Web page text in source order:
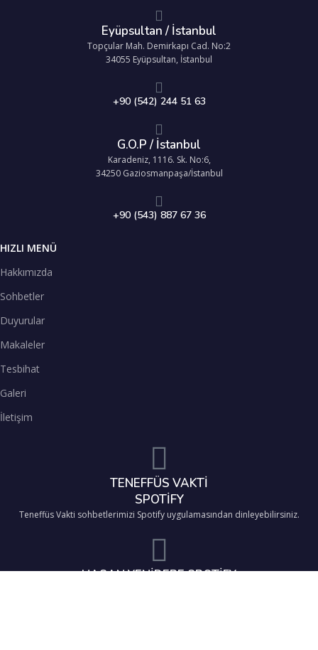
Eyüpsultan / İstanbul
Topçular Mah. Demirkapı Cad. No:2
34055 Eyüpsultan, İstanbul
+90 (542) 244 51 63
G.O.P / İstanbul
Karadeniz, 1116. Sk. No:6,
34250 Gaziosmanpaşa/İstanbul
+90 (543) 887 67 36
HIZLI MENÜ
Hakkımızda
Sohbetler
Duyurular
Makaleler
Tesbihat
Galeri
İletişim
TENEFFÜS VAKTİ
SPOTİFY
Teneffüs Vakti sohbetlerimizi Spotify uygulamasından dinleyebilirsiniz.
HASAN YENİDERE SPOTİFY